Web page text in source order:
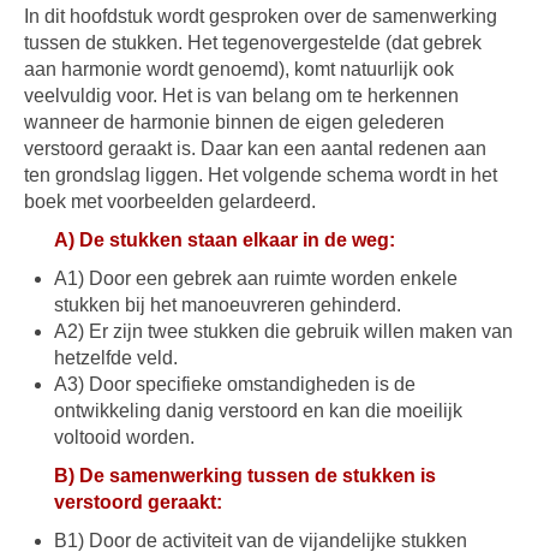
In dit hoofdstuk wordt gesproken over de samenwerking
tussen de stukken. Het tegenovergestelde (dat gebrek
aan harmonie wordt genoemd), komt natuurlijk ook
veelvuldig voor. Het is van belang om te herkennen
wanneer de harmonie binnen de eigen gelederen
verstoord geraakt is. Daar kan een aantal redenen aan
ten grondslag liggen. Het volgende schema wordt in het
boek met voorbeelden gelardeerd.
A) De stukken staan elkaar in de weg:
A1) Door een gebrek aan ruimte worden enkele
stukken bij het manoeuvreren gehinderd.
A2) Er zijn twee stukken die gebruik willen maken van
hetzelfde veld.
A3) Door specifieke omstandigheden is de
ontwikkeling danig verstoord en kan die moeilijk
voltooid worden.
B) De samenwerking tussen de stukken is
verstoord geraakt:
B1) Door de activiteit van de vijandelijke stukken